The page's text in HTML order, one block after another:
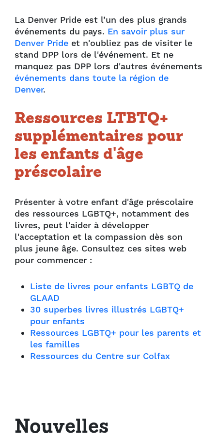
La Denver Pride est l’un des plus grands
événements du pays. En savoir plus sur
Denver Pride et n'oubliez pas de visiter le
stand DPP lors de l'événement. Et ne
manquez pas DPP lors d'autres événements
événements dans toute la région de
Denver.
Ressources LTBTQ+
supplémentaires pour
les enfants d'âge
préscolaire
Présenter à votre enfant d'âge préscolaire
des ressources LGBTQ+, notamment des
livres, peut l'aider à développer
l'acceptation et la compassion dès son
plus jeune âge. Consultez ces sites web
pour commencer :
Liste de livres pour enfants LGBTQ de
GLAAD
30 superbes livres illustrés LGBTQ+
pour enfants
Ressources LGBTQ+ pour les parents et
les familles
Ressources du Centre sur Colfax
Nouvelles